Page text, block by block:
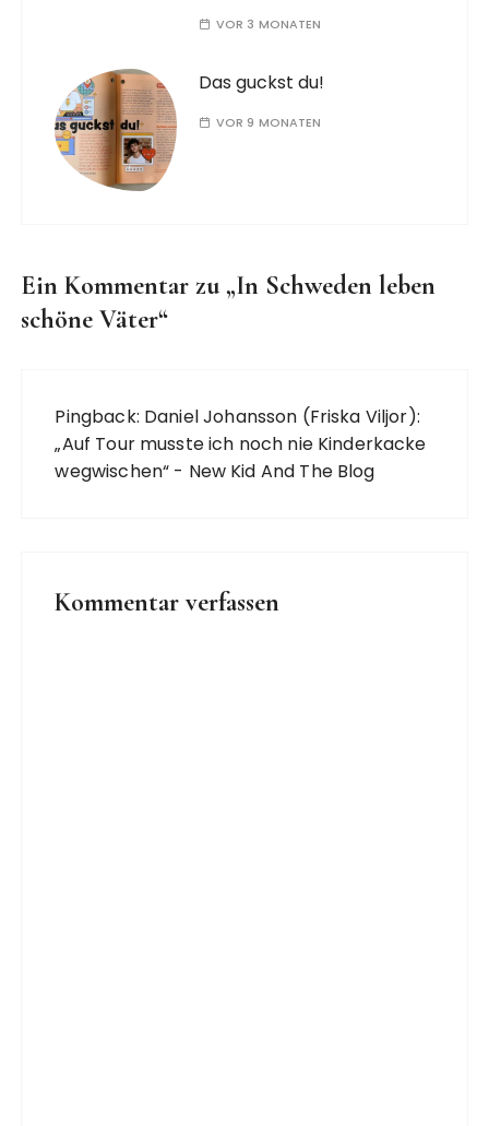
VOR 3 MONATEN
Das guckst du!
VOR 9 MONATEN
Ein Kommentar zu „In Schweden leben
schöne Väter“
Pingback: Daniel Johansson (Friska Viljor):
„Auf Tour musste ich noch nie Kinderkacke
wegwischen“ - New Kid And The Blog
Kommentar verfassen